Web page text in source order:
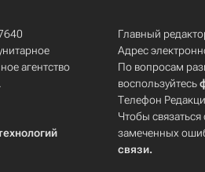
агентство
Главный
Адрес
По вопросам
воспользуйтесь
Телефон
Чтобы
замеченных
связи.